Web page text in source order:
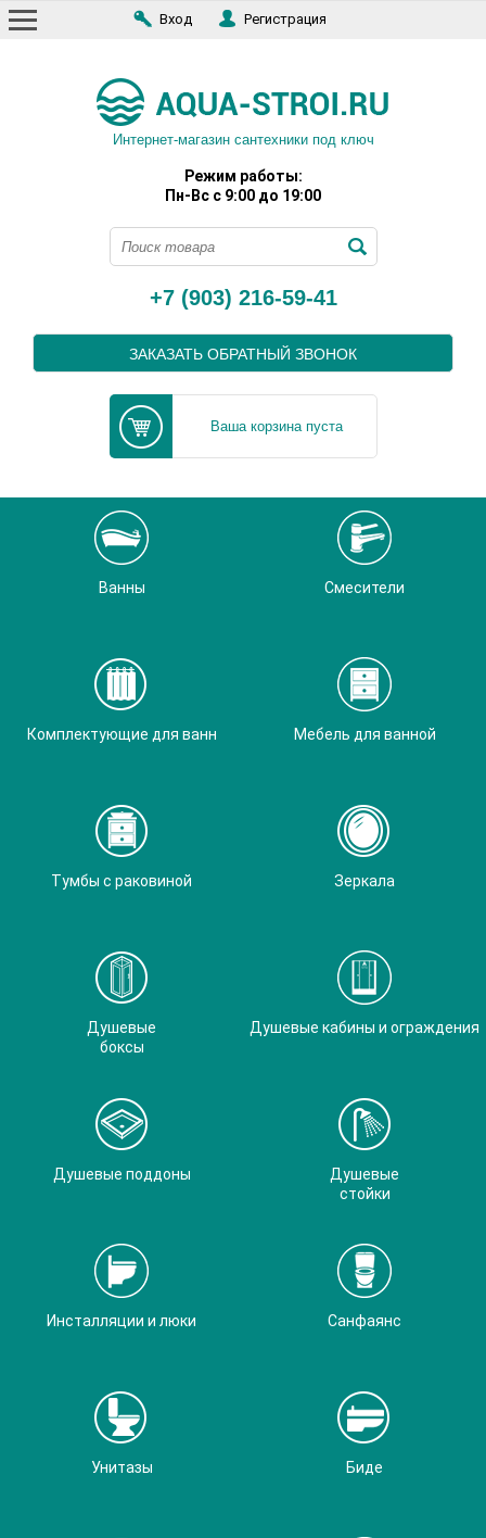
Вход Регистрация
Интернет-магазин сантехники под ключ
Режим работы:
Пн-Вс с 9:00 до 19:00
+7 (903) 216-59-41
ЗАКАЗАТЬ ОБРАТНЫЙ ЗВОНОК
Ваша корзина пуста
Ванны Смесители
Комплектующие для ванн Мебель для ванной
Тумбы с раковиной Зеркала
Душевые
боксы
Душевые кабины и ограждения
Душевые поддоны
Душевые
стойки
Инсталляции и люки Санфаянс
Унитазы Биде